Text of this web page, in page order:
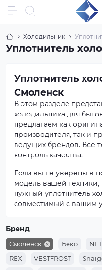
Холодильник
Уплотнитель
Уплотнитель
Смоленск
В этом разделе
холодильника для
предлагаем как
производителя, так и
ведущих брендов. Все
контроль качества.
Если вы не уверены в
модель вашей
нужный уплотнитель
совместимый с вашим
Бренд
Смоленск Беко
REX
VESTFROST